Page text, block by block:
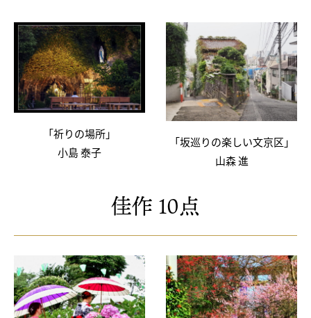
「祈りの場所」
小島 泰子
「坂巡りの楽しい文京区」
山森 進
佳作 10点